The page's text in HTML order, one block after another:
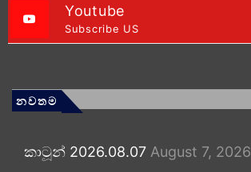
Youtube
Subscribe US
නවතම
කාටූන් 2026.08.07 August 7, 2026